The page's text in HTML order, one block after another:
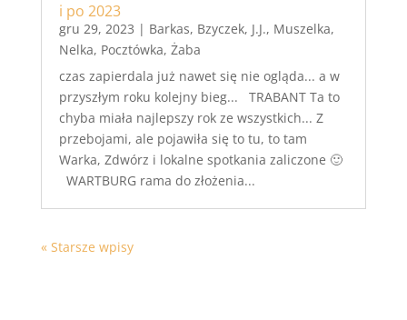
i po 2023
gru 29, 2023 | Barkas, Bzyczek, J.J., Muszelka,
Nelka, Pocztówka, Żaba
czas zapierdala już nawet się nie ogląda... a w
przyszłym roku kolejny bieg... TRABANT Ta to
chyba miała najlepszy rok ze wszystkich... Z
przebojami, ale pojawiła się to tu, to tam
Warka, Zdwórz i lokalne spotkania zaliczone 🙂
WARTBURG rama do złożenia...
« Starsze wpisy